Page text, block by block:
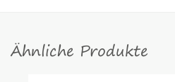
Ähnliche Produkte